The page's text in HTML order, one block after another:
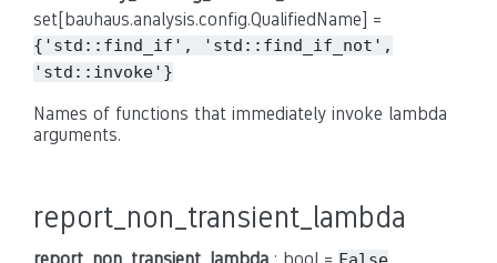
set[bauhaus.analysis.config.QualifiedName] =
{'std::find_if',
'std::find_if_not',
'std::invoke'}
Names of functions that immediately invoke lambda
arguments.
report_non_transient_lambda